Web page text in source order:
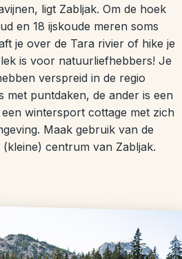
ligt Zabljak. Om de hoek
en 18 ijskoude meren soms
je over de Tara rivier of hike je
is voor natuurliefhebbers! Je
verspreid in de regio
met puntdaken, de ander is een
wintersport cottage met zich
Maak gebruik van de
centrum van Zabljak.